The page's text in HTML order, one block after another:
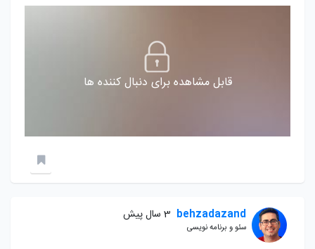
قابل مشاهده برای دنبال کننده ها
behzadazand 3 سال پیش
سئو و برنامه نویسی